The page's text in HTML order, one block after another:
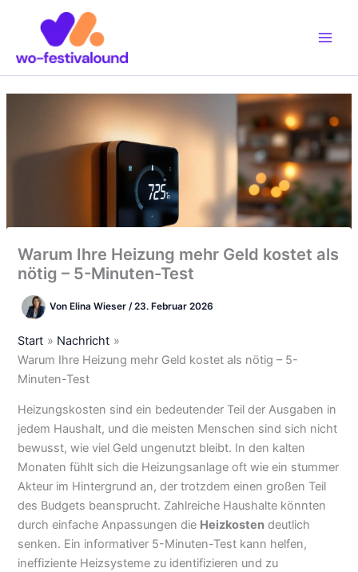
Warum Ihre Heizung mehr Geld kostet als
nötig – 5-Minuten-Test
Von Elina Wieser/23. Februar 2026
Start
Nachricht
Warum Ihre Heizung mehr Geld kostet als nötig – 5-
Minuten-Test
Heizungskosten sind ein bedeutender Teil der Ausgaben in
jedem Haushalt, und die meisten Menschen sind sich nicht
bewusst, wie viel Geld ungenutzt bleibt. In den kalten
Monaten fühlt sich die Heizungsanlage oft wie ein stummer
Akteur im Hintergrund an, der trotzdem einen großen Teil
des Budgets beansprucht. Zahlreiche Haushalte könnten
durch einfache Anpassungen die Heizkosten deutlich
senken. Ein informativer 5-Minuten-Test kann helfen,
ineffiziente Heizsysteme zu identifizieren und zu